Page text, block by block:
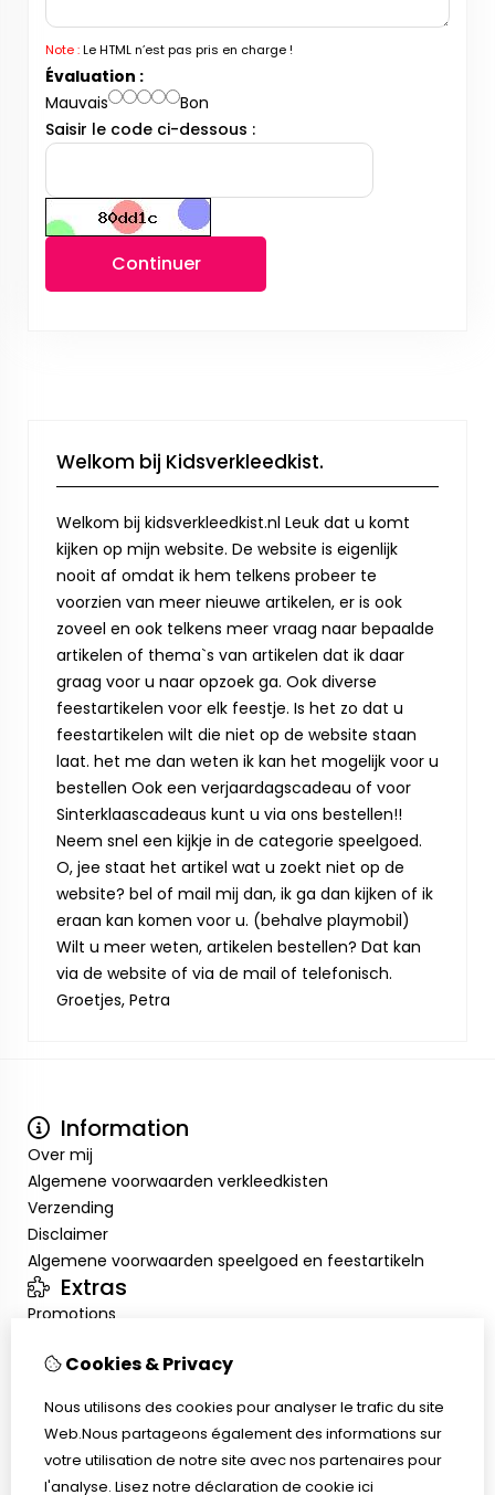
Note :Le HTML n’est pas pris en charge !
Évaluation :
Mauvais
Bon
Saisir le code ci-dessous :
Continuer
Welkom bij Kidsverkleedkist.
Welkom bij kidsverkleedkist.nl Leuk dat u komt
kijken op mijn website. De website is eigenlijk
nooit af omdat ik hem telkens probeer te
voorzien van meer nieuwe artikelen, er is ook
zoveel en ook telkens meer vraag naar bepaalde
artikelen of thema`s van artikelen dat ik daar
graag voor u naar opzoek ga. Ook diverse
feestartikelen voor elk feestje. Is het zo dat u
feestartikelen wilt die niet op de website staan
laat. het me dan weten ik kan het mogelijk voor u
bestellen Ook een verjaardagscadeau of voor
Sinterklaascadeaus kunt u via ons bestellen!!
Neem snel een kijkje in de categorie speelgoed.
O, jee staat het artikel wat u zoekt niet op de
website? bel of mail mij dan, ik ga dan kijken of ik
eraan kan komen voor u. (behalve playmobil)
Wilt u meer weten, artikelen bestellen? Dat kan
via de website of via de mail of telefonisch.
Groetjes, Petra
Information
Over mij
Algemene voorwaarden verkleedkisten
Verzending
Disclaimer
Algemene voorwaarden speelgoed en feestartikeln
Extras
Promotions
Inloggen
Service client
Cookies & Privacy
Nous utilisons des cookies pour analyser le trafic du site
Web.Nous partageons également des informations sur
votre utilisation de notre site avec nos partenaires pour
l'analyse. Lisez notre déclaration de cookie ici